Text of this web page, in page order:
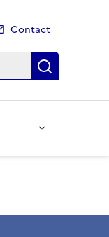
Contact